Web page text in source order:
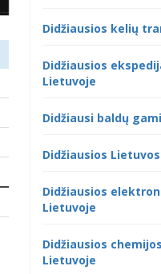
Didžiausios kelių
Didžiausios
Lietuvoje
Didžiausi baldų
Didžiausios
Didžiausios
Lietuvoje
Didžiausios
Lietuvoje